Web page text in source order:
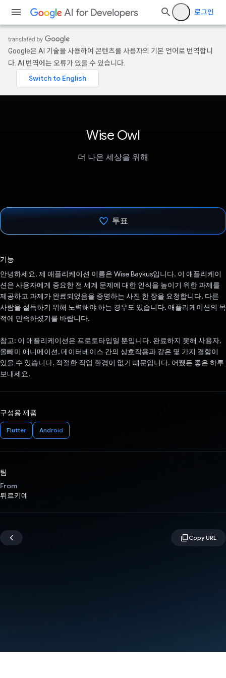
로그인
Google은 AI 기술을 사용하여 콘텐츠를 사용자의 기본 언어로 번역합니
다. AI 번역에는 오류가 있을 수 있습니다.
Wise Owl
더 나은 세상을 위해
투표
기능
안녕하세요. 제 애플리케이션 이름은 Wise Baykus입니다. 이 애플리케이
션은 사용자에게 중요한 전 세계 문제에 대한 인식을 높이기 위한 과제를
제공하고 과제가 완료되었음을 증명하는 사진 한 장을 요청합니다. 다른
사람을 설득하기 위해 노력해야 하는 경우도 있습니다. 애플리케이션의 목
적에 만족하셨기를 바랍니다.
참고: 이 애플리케이션은 프로토타입일 뿐입니다. 완료하지 못해 사용자,
올빼미 애니메이션, 데이터베이스 간의 상호작용과 같은 몇 가지 결함이
있을 수 있습니다. 적절한 작업 환경이 없기 때문입니다. 어쨌든 좋은 하루
보내세요.
구성용 제품
Flutter Android
팀
From
튀르키예